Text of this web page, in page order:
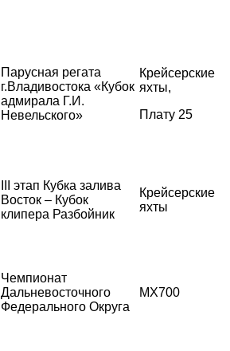
Парусная регата
г.Владивостока «Кубок
адмирала Г.И.
Невельского»
Крейсерские
яхты,
Плату 25
III этап Кубка залива
Восток – Кубок
клипера Разбойник
Крейсерские
яхты
Чемпионат
Дальневосточного
Федерального Округа
MX700